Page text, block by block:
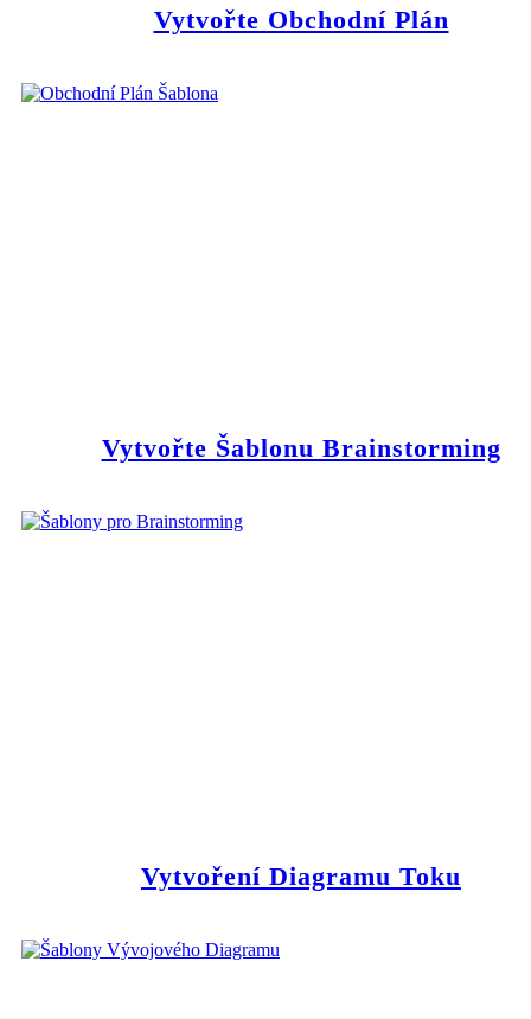
Vytvořte Obchodní Plán
Vytvořte Šablonu Brainstorming
Vytvoření Diagramu Toku